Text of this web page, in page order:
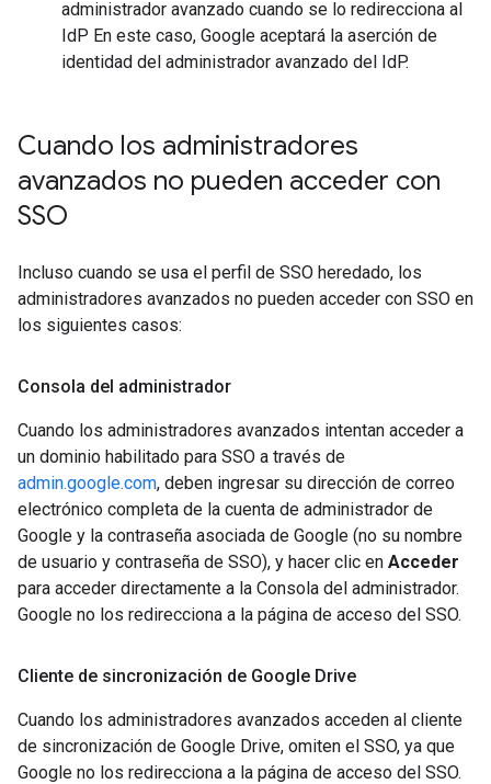
administrador avanzado cuando se lo redirecciona al
IdP En este caso, Google aceptará la aserción de
identidad del administrador avanzado del IdP.
Cuando los administradores
avanzados no pueden acceder con
SSO
Incluso cuando se usa el perfil de SSO heredado, los
administradores avanzados no pueden acceder con SSO en
los siguientes casos:
Consola del administrador
Cuando los administradores avanzados intentan acceder a
un dominio habilitado para SSO a través de
admin.google.com, deben ingresar su dirección de correo
electrónico completa de la cuenta de administrador de
Google y la contraseña asociada de Google (no su nombre
de usuario y contraseña de SSO), y hacer clic en Acceder
para acceder directamente a la Consola del administrador.
Google no los redirecciona a la página de acceso del SSO.
Cliente de sincronización de Google Drive
Cuando los administradores avanzados acceden al cliente
de sincronización de Google Drive, omiten el SSO, ya que
Google no los redirecciona a la página de acceso del SSO.